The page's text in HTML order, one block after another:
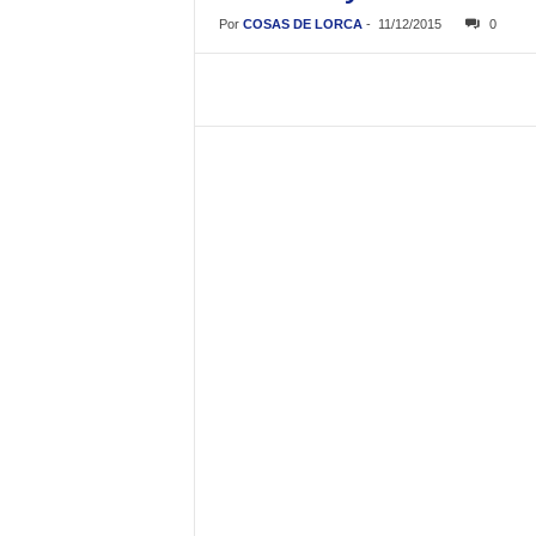
Por COSAS DE LORCA- 11/12/2015 0